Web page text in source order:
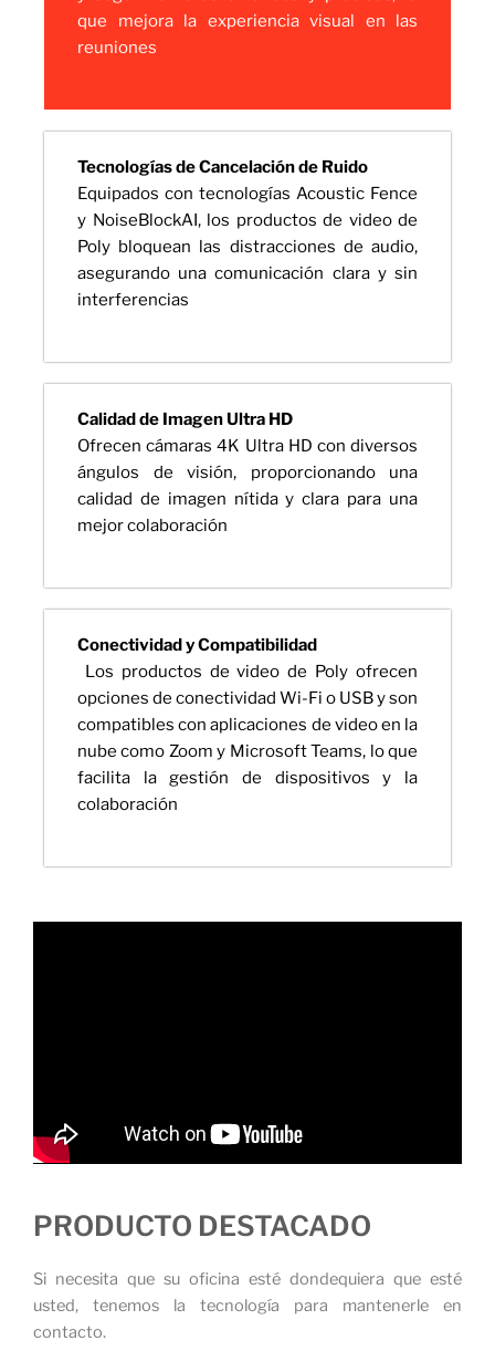
que mejora la experiencia visual en las
reuniones
Tecnologías de Cancelación de Ruido
Equipados con tecnologías Acoustic Fence
y NoiseBlockAI, los productos de video de
Poly bloquean las distracciones de audio,
asegurando una comunicación clara y sin
interferencias
Calidad de Imagen Ultra HD
Ofrecen cámaras 4K Ultra HD con diversos
ángulos de visión, proporcionando una
calidad de imagen nítida y clara para una
mejor colaboración
Conectividad y Compatibilidad
Los productos de video de Poly ofrecen
opciones de conectividad Wi-Fi o USB y son
compatibles con aplicaciones de video en la
nube como Zoom y Microsoft Teams, lo que
facilita la gestión de dispositivos y la
colaboración
PRODUCTO DESTACADO
Si necesita que su oficina esté dondequiera que esté
usted, tenemos la tecnología para mantenerle en
contacto.